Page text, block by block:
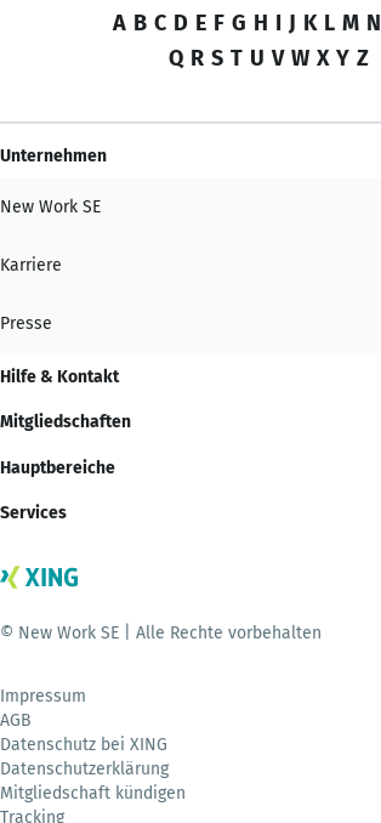
A B C D E F G H I J K L M N
Q R S T U V W X Y Z
Unternehmen
New Work SE
Karriere
Presse
Hilfe & Kontakt
Mitgliedschaften
Hauptbereiche
Services
© New Work SE | Alle Rechte vorbehalten
Impressum
AGB
Datenschutz bei XING
Datenschutzerklärung
Mitgliedschaft kündigen
Tracking